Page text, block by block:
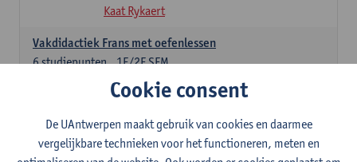
Kaat Rykaert
Vakdidactiek Frans met oefenlessen
1E/2E SEM
6studiepunten
Mathea Simons
Veronik Bogaert
Mark Demyttenaere
Yann Morard
Karen Van De Putte
Vakdidactiek Engels met oefenlessen
Cookie consent
De UAntwerpen maakt gebruik van cookies en daarmee
vergelijkbare technieken voor het functioneren, meten en